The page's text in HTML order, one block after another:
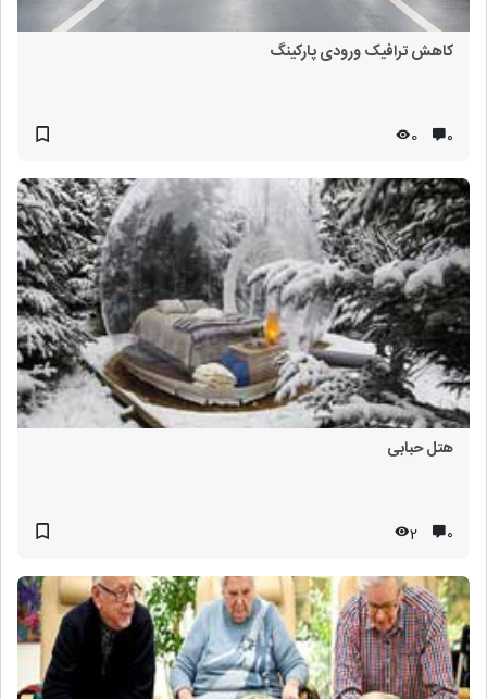
کاهش ترافیک ورودی پارکینگ
۰ 0
هتل حبابی
۰ 2